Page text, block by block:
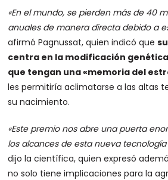
«En el mundo, se pierden más de 40
anuales de manera directa debido a
afirmó Pagnussat, quien indicó que
centra en la modificación
que tengan una «memoria del
les permitiría aclimatarse a las altas
su nacimiento.
«Este premio nos abre una puerta
los alcances de esta nueva
dijo la científica, quien expresó
no solo tiene implicaciones para la